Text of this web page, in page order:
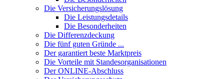
Die Versicherungslösung
Die Leistungsdetails
Die Besonderheiten
Die Differenzdeckung
Die fünf guten Gründe ...
Der garantiert beste Marktpreis
Die Vorteile mit Standesorganisationen
Der ONLINE-Abschluss